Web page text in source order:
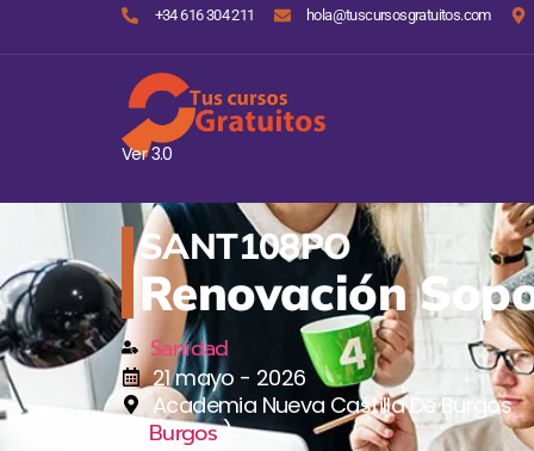
+34 616 304 211 hola@tuscursosgratuitos.com
Ver 3.0
SANT108PO
Renovación
Sanidad
21 mayo - 2026
Academia Nueva Castilla De Burgos
Burgos)